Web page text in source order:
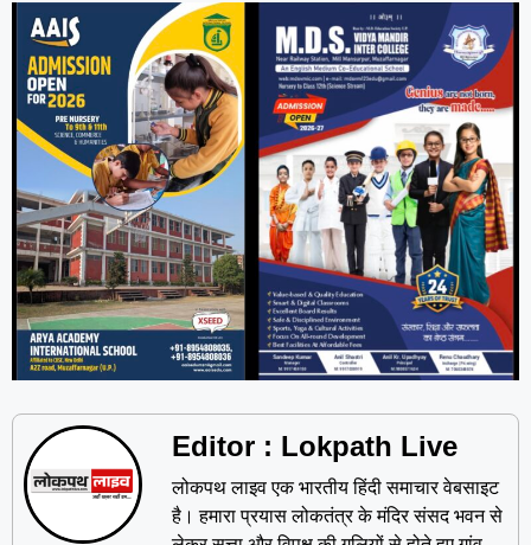
Editor : Lokpath Live
लोकपथ लाइव एक भारतीय हिंदी समाचार वेबसाइट
है। हमारा प्रयास लोकतंत्र के मंदिर संसद भवन से